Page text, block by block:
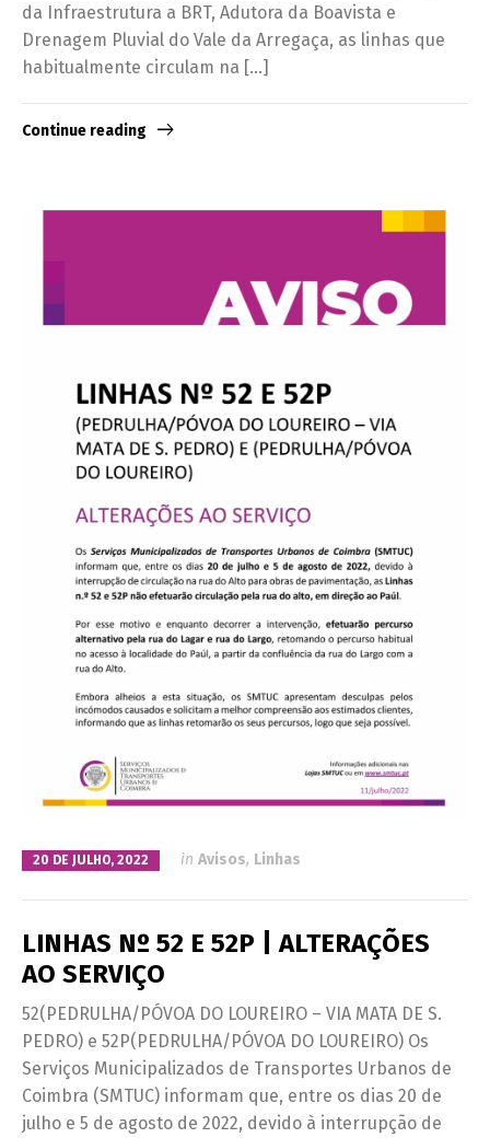
da Infraestrutura a BRT, Adutora da Boavista e
Drenagem Pluvial do Vale da Arregaça, as linhas que
habitualmente circulam na […]
Continue reading
20 DE JULHO, 2022 in Avisos, Linhas
LINHAS Nº 52 E 52P | ALTERAÇÕES
AO SERVIÇO
52(PEDRULHA/PÓVOA DO LOUREIRO – VIA MATA DE S.
PEDRO) e 52P(PEDRULHA/PÓVOA DO LOUREIRO) Os
Serviços Municipalizados de Transportes Urbanos de
Coimbra (SMTUC) informam que, entre os dias 20 de
julho e 5 de agosto de 2022, devido à interrupção de